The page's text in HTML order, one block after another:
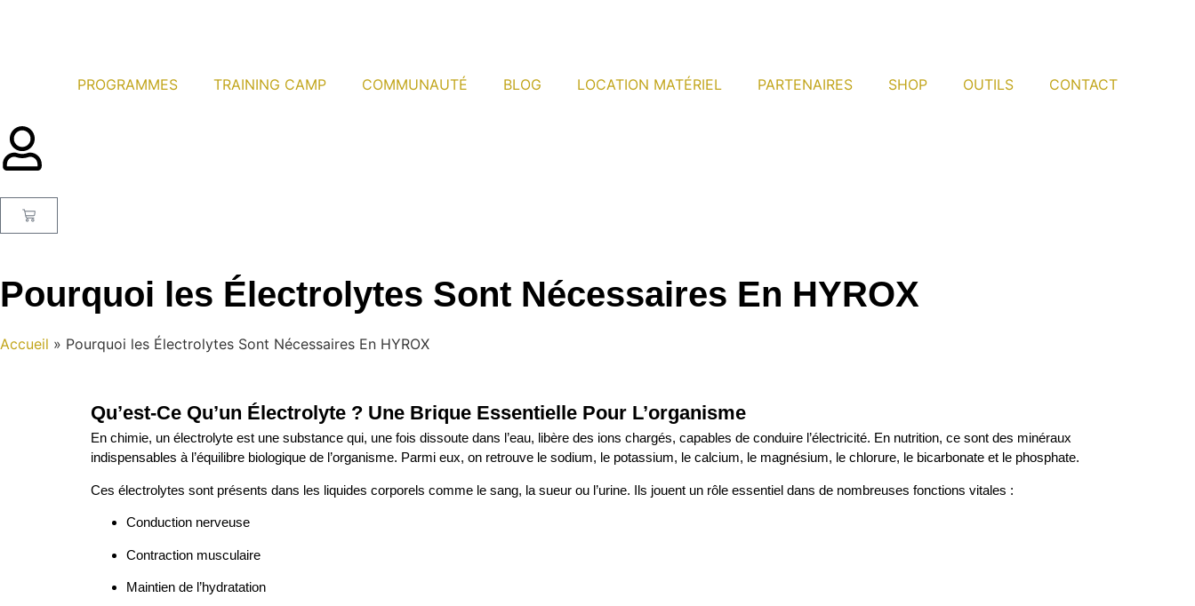
PROGRAMMES TRAINING CAMP COMMUNAUTÉ BLOG LOCATION MATÉRIEL PARTENAIRES SHOP OUTILS CONTACT
Pourquoi les Électrolytes Sont Nécessaires En HYROX
Accueil » Pourquoi les Électrolytes Sont Nécessaires En HYROX
Qu’est-Ce Qu’un Électrolyte ? Une Brique Essentielle Pour L’organisme
En chimie, un électrolyte est une substance qui, une fois dissoute dans l’eau, libère des ions chargés, capables de conduire l’électricité. En nutrition, ce sont des minéraux
indispensables à l’équilibre biologique de l’organisme. Parmi eux, on retrouve le sodium, le potassium, le calcium, le magnésium, le chlorure, le bicarbonate et le phosphate.
Ces électrolytes sont présents dans les liquides corporels comme le sang, la sueur ou l’urine. Ils jouent un rôle essentiel dans de nombreuses fonctions vitales :
Conduction nerveuse
Contraction musculaire
Maintien de l’hydratation